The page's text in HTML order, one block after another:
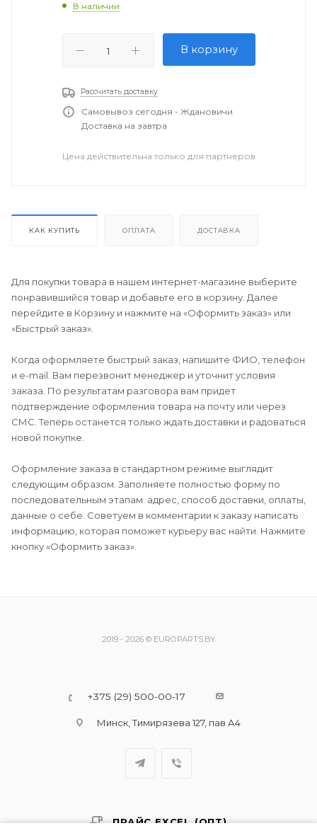
В наличии
В корзину
Рассчитать доставку
Самовывоз сегодня - Ждановичи
Доставка на завтра
Цена действительна только для партнеров
КАК КУПИТЬ ОПЛАТА ДОСТАВКА
Для покупки товара в нашем интернет-магазине выберите
понравившийся товар и добавьте его в корзину. Далее
перейдите в Корзину и нажмите на «Оформить заказ» или
«Быстрый заказ».
Когда оформляете быстрый заказ, напишите ФИО, телефон
и e-mail. Вам перезвонит менеджер и уточнит условия
заказа. По результатам разговора вам придет
подтверждение оформления товара на почту или через
СМС. Теперь останется только ждать доставки и радоваться
новой покупке.
Оформление заказа в стандартном режиме выглядит
следующим образом. Заполняете полностью форму по
последовательным этапам: адрес, способ доставки, оплаты,
данные о себе. Советуем в комментарии к заказу написать
информацию, которая поможет курьеру вас найти. Нажмите
кнопку «Оформить заказ».
2019 - 2026 © EUROPARTS.BY
+375 (29) 500-00-17
Минск, Тимирязева 127, пав А4
ПРАЙС EXCEL (ОПТ)